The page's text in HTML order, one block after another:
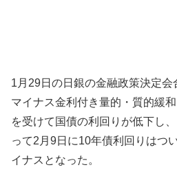
1月29日の日銀の金融政策決定会
マイナス金利付き量的・質的緩
を受けて国債の利回りが低下し
って2月9日に10年債利回りはつ
イナスとなった。